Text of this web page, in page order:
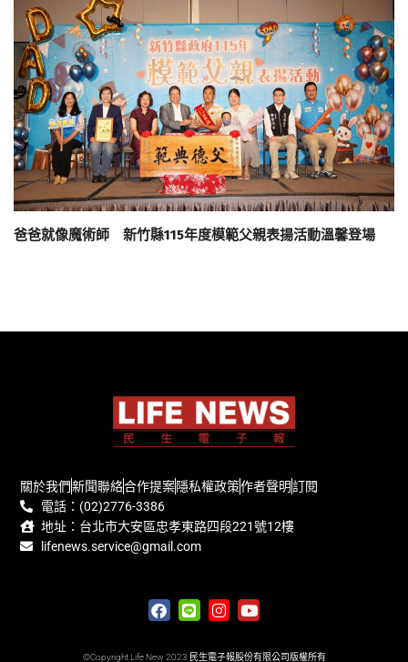
爸爸就像魔術師 新竹縣115年度模範父親表揚活動溫馨登場
關於我們新聞聯絡合作提案隱私權政策作者聲明訂閱
電話：(02)2776-3386
地址：台北市大安區忠孝東路四段221號12樓
lifenews.service@gmail.com
©Copyright Life New 2023 民生電子報股份有限公司版權所有